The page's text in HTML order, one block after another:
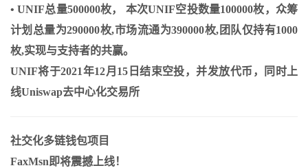
• UNIF总量500000枚， 本次UNIF空投数量100000枚，众筹
计划总量为290000枚,市场流通为390000枚,团队仅持有1000
枚,实现与支持者的共赢。
UNIF将于2021年12月15日结束空投，并发放代币，同时上
线Uniswap去中心化交易所
社交化多链钱包项目
FaxMsn即将震撼上线！